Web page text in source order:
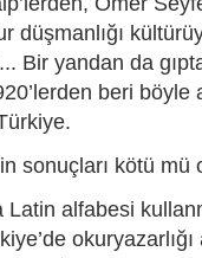
düşmanlığı
Bir yandan da
beri
sonuçları kötü mü
Latin alfabesi
okuryazarlığı